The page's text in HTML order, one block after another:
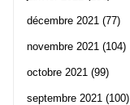
décembre 2021 (77)
novembre 2021 (104)
octobre 2021 (99)
septembre 2021 (100)